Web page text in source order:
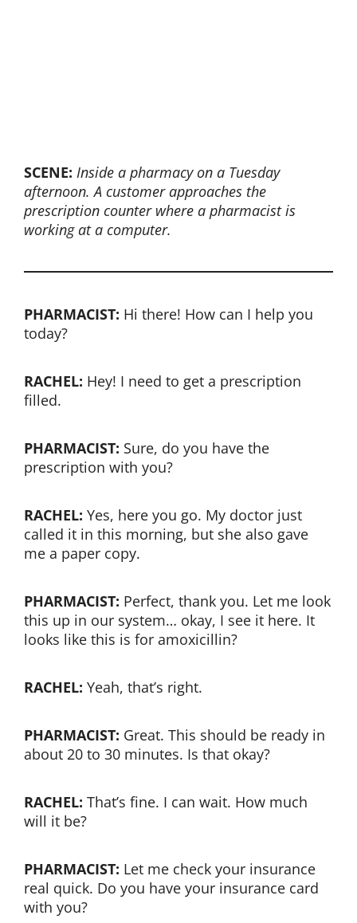
SCENE: Inside a pharmacy on a Tuesday
afternoon. A customer approaches the
prescription counter where a pharmacist is
working at a computer.
PHARMACIST: Hi there! How can I help you
today?
RACHEL: Hey! I need to get a prescription
filled.
PHARMACIST: Sure, do you have the
prescription with you?
RACHEL: Yes, here you go. My doctor just
called it in this morning, but she also gave
me a paper copy.
PHARMACIST: Perfect, thank you. Let me look
this up in our system… okay, I see it here. It
looks like this is for amoxicillin?
RACHEL: Yeah, that’s right.
PHARMACIST: Great. This should be ready in
about 20 to 30 minutes. Is that okay?
RACHEL: That’s fine. I can wait. How much
will it be?
PHARMACIST: Let me check your insurance
real quick. Do you have your insurance card
with you?